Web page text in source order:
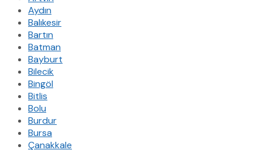
Aydın
Balıkesir
Bartın
Batman
Bayburt
Bilecik
Bingöl
Bitlis
Bolu
Burdur
Bursa
Çanakkale